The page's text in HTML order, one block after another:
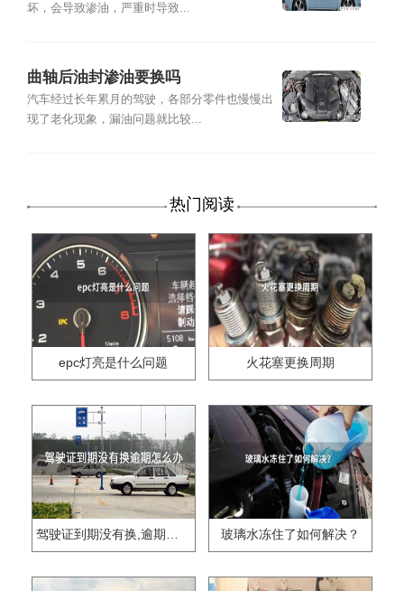
坏，会导致渗油，严重时导致...
曲轴后油封渗油要换吗
汽车经过长年累月的驾驶，各部分零件也慢慢出
现了老化现象，漏油问题就比较...
热门阅读
epc灯亮是什么问题 火花塞更换周期
驾驶证到期没有换,逾期怎么办?? 玻璃水冻住了如何解决？